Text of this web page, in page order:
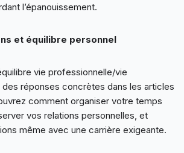
l’épanouissement.
et équilibre personnel
vie professionnelle/vie
réponses concrètes dans les articles
comment organiser votre temps
vos relations personnelles, et
même avec une carrière exigeante.